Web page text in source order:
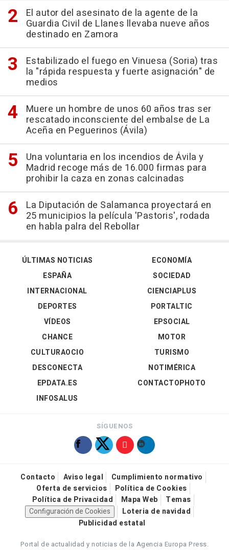
El autor del asesinato de la agente de la
Guardia Civil de Llanes llevaba nueve años
destinado en Zamora
Estabilizado el fuego en Vinuesa (Soria) tras
la "rápida respuesta y fuerte asignación" de
medios
Muere un hombre de unos 60 años tras ser
rescatado inconsciente del embalse de La
Aceña en Peguerinos (Ávila)
Una voluntaria en los incendios de Ávila y
Madrid recoge más de 16.000 firmas para
prohibir la caza en zonas calcinadas
La Diputación de Salamanca proyectará en
25 municipios la película 'Pastoris', rodada
en habla palra del Rebollar
ÚLTIMAS NOTICIAS
ESPAÑA
INTERNACIONAL
DEPORTES
VÍDEOS
ECONOMÍA
SOCIEDAD
CIENCIAPLUS
PORTALTIC
EPSOCIAL
CHANCE
CULTURAOCIO
DESCONECTA
EPDATA.ES
INFOSALUS
MOTOR
TURISMO
NOTIMÉRICA
CONTACTOPHOTO
SÍGUENOS
Contacto Aviso legal
Cumplimiento normativo
Oferta de servicios
Política de Cookies
Política de Privacidad
Mapa Web
Temas
Configuración de Cookies
Loteria de navidad
Publicidad estatal
Portal de actualidad y noticias de la Agencia Europa Press.